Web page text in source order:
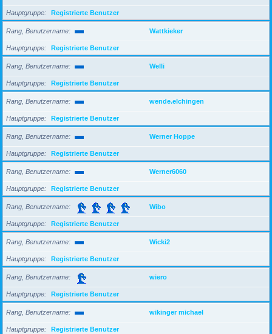
Hauptgruppe Registrierte Benutzer
Rang, Benutzername Wattkieker
Hauptgruppe Registrierte Benutzer
Rang, Benutzername Welli
Hauptgruppe Registrierte Benutzer
Rang, Benutzername wende.elchingen
Hauptgruppe Registrierte Benutzer
Rang, Benutzername Werner Hoppe
Hauptgruppe Registrierte Benutzer
Rang, Benutzername Werner6060
Hauptgruppe Registrierte Benutzer
Rang, Benutzername Wibo
Hauptgruppe Registrierte Benutzer
Rang, Benutzername Wicki2
Hauptgruppe Registrierte Benutzer
Rang, Benutzername wiero
Hauptgruppe Registrierte Benutzer
Rang, Benutzername wikinger michael
Hauptgruppe Registrierte Benutzer